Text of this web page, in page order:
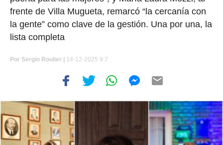
frente de Villa Mugueta, remarcó “la cercanía con
la gente” como clave de la gestión. Una por una, la
lista completa
Por Sergio Roulier | 14-12-2025 9:7